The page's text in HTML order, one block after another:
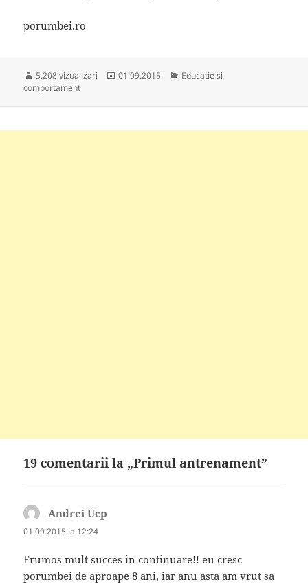
porumbei.ro
5.208 vizualizari
Publicat
01.09.2015 Categorii
Educatie si
comportament
19 comentarii la „Primul antrenament”
Andrei Ucp
01.09.2015 la 12:24
Frumos mult succes in continuare!! eu cresc
porumbei de aproape 8 ani, iar anu asta am vrut sa